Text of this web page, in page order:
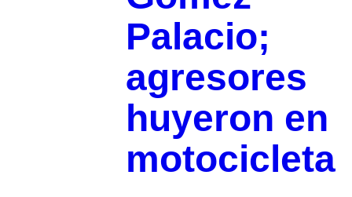
Palacio;
agresores
huyeron en
motocicleta